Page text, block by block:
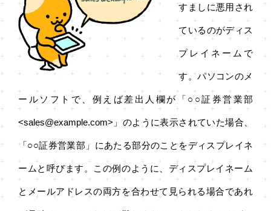
すましに悪用され
ているのがディス
プレイネームで
す。パソコンのメ
ールソフトで、例えば差出人欄が「○○証券営業部
<sales@example.com>」のように表示されていた場合、
「○○証券営業部」にあたる部分のことをディスプレイネ
ームと呼びます。この例のように、ディスプレイネーム
とメールアドレスの両方を合わせて見られる場合であれ